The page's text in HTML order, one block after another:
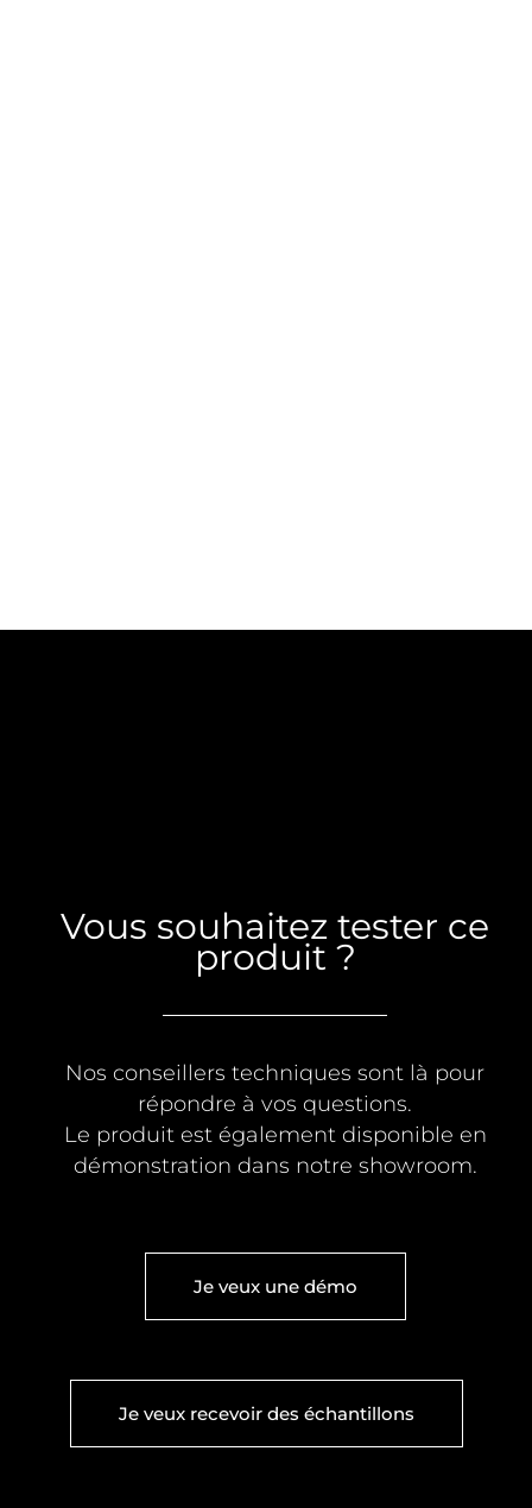
Vous souhaitez tester ce
produit ?
Nos conseillers techniques sont là pour
répondre à vos questions.
Le produit est également disponible en
démonstration dans notre showroom.
Je veux une démo
Je veux recevoir des échantillons